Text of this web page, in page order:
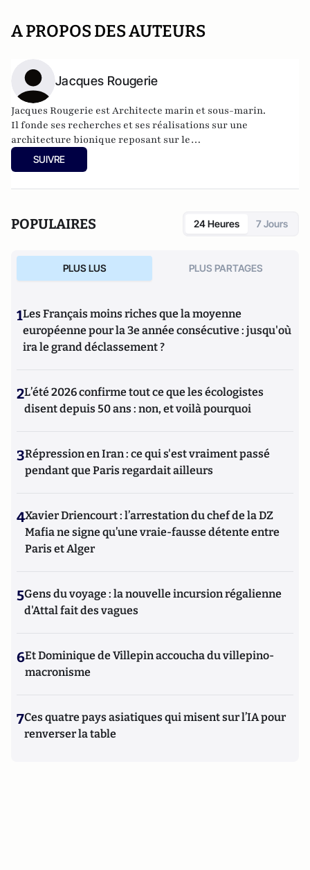
A PROPOS DES AUTEURS
Jacques Rougerie
Jacques Rougerie est Architecte marin et sous-marin.
Il fonde ses recherches et ses réalisations sur une
architecture bionique reposant sur le
biomimétisme et le développement durable.
SUIVRE
POPULAIRES 24 Heures 7 Jours
PLUS LUS PLUS PARTAGES
1Les Français moins riches que la moyenne
européenne pour la 3e année consécutive : jusqu'où
ira le grand déclassement ?
2L’été 2026 confirme tout ce que les écologistes
disent depuis 50 ans : non, et voilà pourquoi
3Répression en Iran : ce qui s'est vraiment passé
pendant que Paris regardait ailleurs
4Xavier Driencourt : l’arrestation du chef de la DZ
Mafia ne signe qu’une vraie-fausse détente entre
Paris et Alger
5Gens du voyage : la nouvelle incursion régalienne
d'Attal fait des vagues
6Et Dominique de Villepin accoucha du villepino-
macronisme
7Ces quatre pays asiatiques qui misent sur l’IA pour
renverser la table